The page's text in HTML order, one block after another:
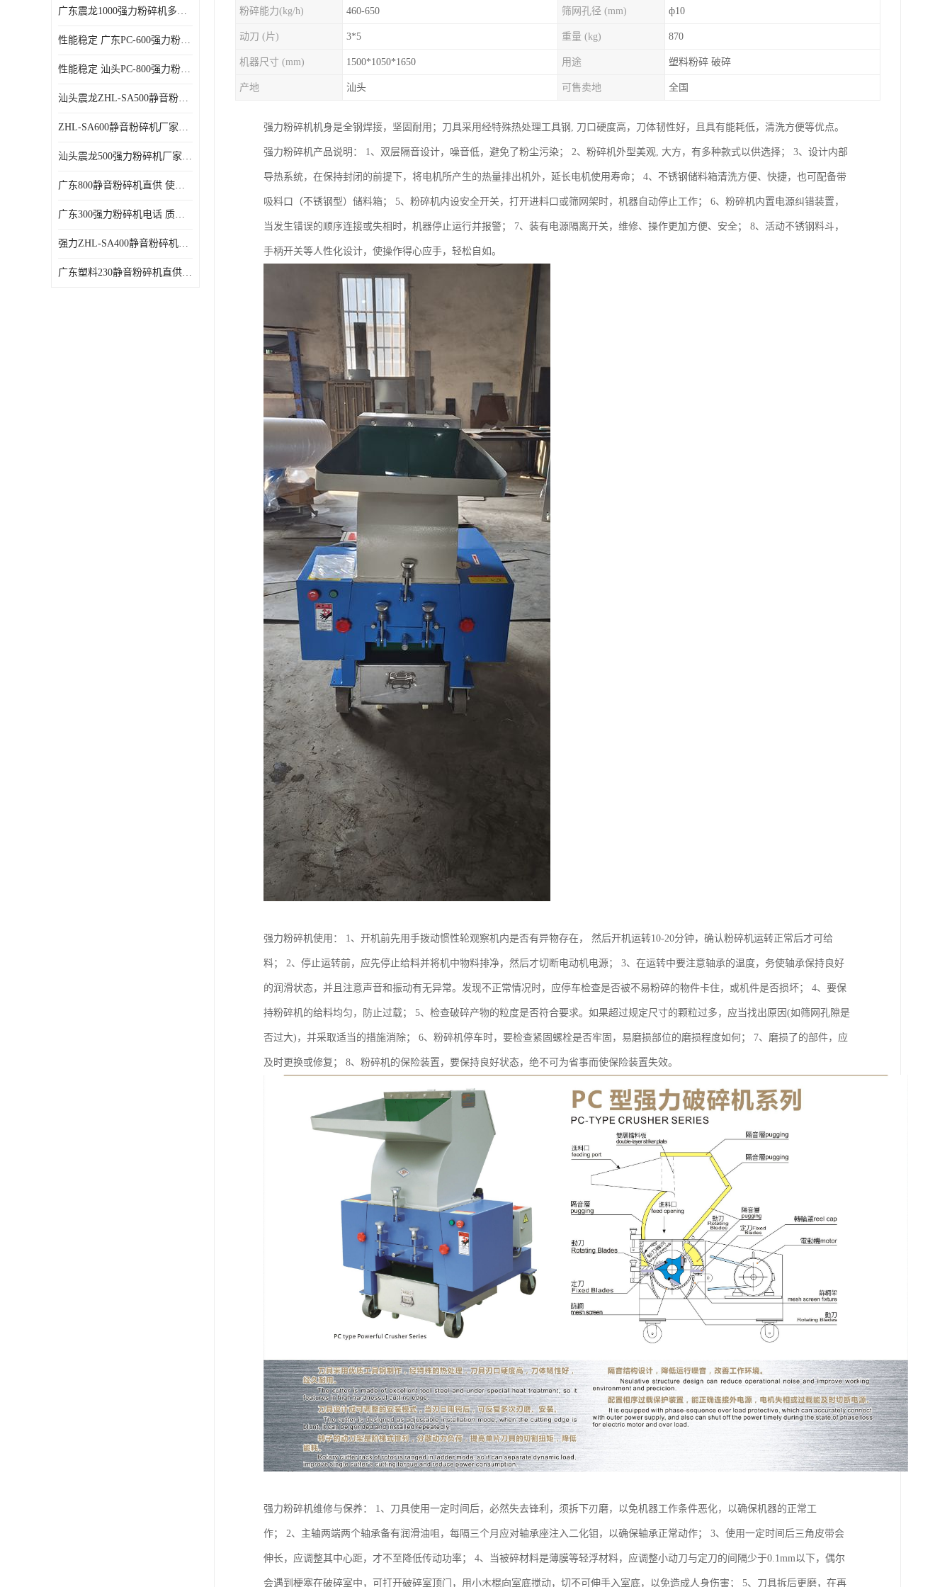
广东震龙1000强力粉碎机多少钱一台 使用方便
性能稳定 广东PC-600强力粉碎机电话
性能稳定 汕头PC-800强力粉碎机厂家批发
汕头震龙ZHL-SA500静音粉碎机多少钱一台
ZHL-SA600静音粉碎机厂家电话 质量可靠
汕头震龙500强力粉碎机厂家批发 噪音低
广东800静音粉碎机直供 使用寿命长
广东300强力粉碎机电话 质量可靠
强力ZHL-SA400静音粉碎机多少钱一台 密封防尘
广东塑料230静音粉碎机直供 使用寿命长
粉碎能力(kg/h) 460-650 筛网孔径 (mm) ф10
动刀 (片) 3*5 重量 (kg) 870
机器尺寸 (mm) 1500*1050*1650 用途 塑料粉碎 破碎
产地 汕头 可售卖地 全国
强力粉碎机机身是全钢焊接，坚固耐用；刀具采用经特殊热处理工具钢, 刀口硬度高，刀体韧性好，且具有能耗低，清洗方便等优点。
强力粉碎机产品说明： 1、双层隔音设计，噪音低，避免了粉尘污染； 2、粉碎机外型美观, 大方，有多种款式以供选择； 3、设计内部
导热系统，在保持封闭的前提下，将电机所产生的热量排出机外，延长电机使用寿命； 4、不锈钢储料箱清洗方便、快捷，也可配备带
吸料口（不锈钢型）储料箱； 5、粉碎机内设安全开关，打开进料口或筛网架时，机器自动停止工作； 6、粉碎机内置电源纠错装置，
当发生错误的顺序连接或失相时，机器停止运行并报警； 7、装有电源隔离开关，维修、操作更加方便、安全； 8、活动不锈钢料斗，
手柄开关等人性化设计，使操作得心应手，轻松自如。
强力粉碎机使用： 1、开机前先用手拨动惯性轮观察机内是否有异物存在， 然后开机运转10-20分钟，确认粉碎机运转正常后才可给
料； 2、停止运转前，应先停止给料并将机中物料排净，然后才切断电动机电源； 3、在运转中要注意轴承的温度，务使轴承保持良好
的润滑状态，并且注意声音和振动有无异常。发现不正常情况时，应停车检查是否被不易粉碎的物件卡住，或机件是否损坏； 4、要保
持粉碎机的给料均匀，防止过载； 5、检查破碎产物的粒度是否符合要求。如果超过规定尺寸的颗粒过多，应当找出原因(如筛网孔隙是
否过大)，并采取适当的措施消除； 6、粉碎机停车时，要检查紧固螺栓是否牢固，易磨损部位的磨损程度如何； 7、磨损了的部件，应
及时更换或修复； 8、粉碎机的保险装置，要保持良好状态，绝不可为省事而使保险装置失效。
强力粉碎机维修与保养： 1、刀具使用一定时间后，必然失去锋利，须拆下刃磨，以免机器工作条件恶化，以确保机器的正常工
作； 2、主轴两端两个轴承备有润滑油咀，每隔三个月应对轴承座注入二化钼，以确保轴承正常动作； 3、使用一定时间后三角皮带会
伸长，应调整其中心距，才不至降低传动功率； 4、当被碎材料是薄膜等轻浮材料，应调整小动刀与定刀的间隔少于0.1mm以下，偶尔
会遇到梗塞在破碎室中，可打开破碎室顶门，用小木棍向室底搅动，切不可伸手入室底，以免造成人身伤害； 5、刀具拆后更磨，在再